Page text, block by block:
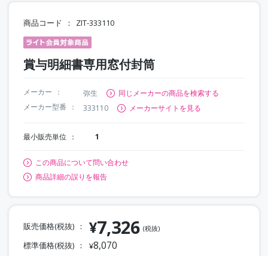
商品コード ZIT-333110
賞与明細書専用窓付封筒
メーカー 弥生
同じメーカーの商品を検索する
メーカー型番
333110 メーカーサイトを見る
最小販売単位 1
この商品について問い合わせ
商品詳細の誤りを報告
販売価格(税抜) ¥7,326 (税抜)
標準価格(税抜) ¥8,070